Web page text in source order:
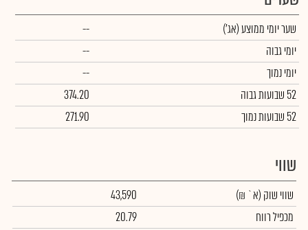
שער יומי ממוצע(אג')
--
יומי גבוה
--
יומי נמוך
--
52 שבועות גבוה
374.20
52 שבועות נמוך
271.90
שווי
שווי שוק (א` ₪)
43,590
מכפיל רווח
20.79